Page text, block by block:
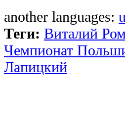
another languages:
Теги: Виталий
Чемпионат
Лапицкий